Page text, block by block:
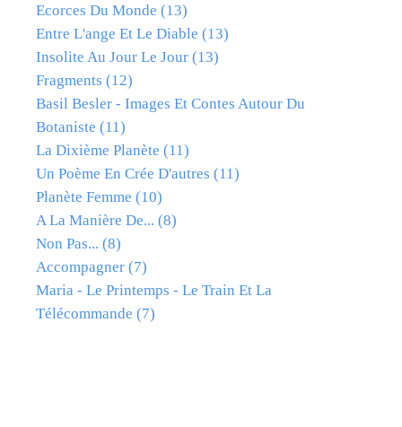
Ecorces Du Monde (13)
Entre L'ange Et Le Diable (13)
Insolite Au Jour Le Jour (13)
Fragments (12)
Basil Besler - Images Et Contes Autour Du
Botaniste (11)
La Dixième Planète (11)
Un Poème En Crée D'autres (11)
Planète Femme (10)
A La Manière De... (8)
Non Pas... (8)
Accompagner (7)
Maria - Le Printemps - Le Train Et La
Télécommande (7)